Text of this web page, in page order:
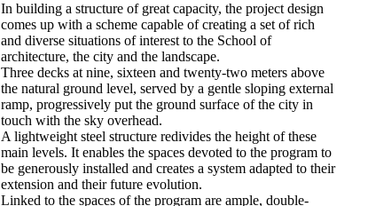
In building a structure of great capacity, the project design
comes up with a scheme capable of creating a set of rich
and diverse situations of interest to the School of
architecture, the city and the landscape.
Three decks at nine, sixteen and twenty-two meters above
the natural ground level, served by a gentle sloping external
ramp, progressively put the ground surface of the city in
touch with the sky overhead.
A lightweight steel structure redivides the height of these
main levels. It enables the spaces devoted to the program to
be generously installed and creates a system adapted to their
extension and their future evolution.
Linked to the spaces of the program are ample, double-